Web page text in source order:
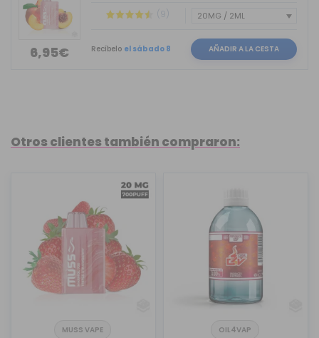
6,95€
(9)
Recíbelo el sábado 8 AÑADIR A LA CESTA
Otros clientes también compraron:
MUSS VAPE OIL4VAP